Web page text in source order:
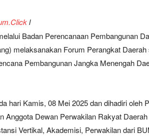
l
Badan Perencanaan Pembangunan
melaksanakan Forum Perangkat
Pembangunan Jangka Menengah
hari Kamis, 08 Mei 2025 dan dihadiri oleh
Anggota Dewan Perwakilan Rakyat
Vertikal, Akademisi, Perwakilan dari